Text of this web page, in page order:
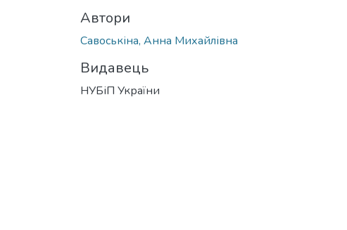
Автори
Савоськіна, Анна Михайлівна
Видавець
НУБіП України